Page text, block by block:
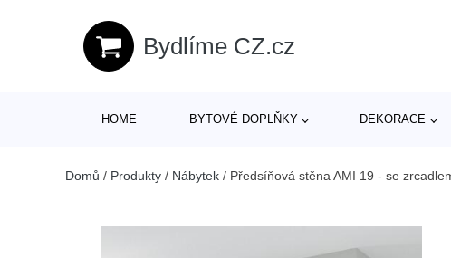
Bydlíme CZ.cz
HOME BYTOVÉ DOPLŇKY DEKORACE
Domů / Produkty / Nábytek / Předsíňová stěna AMI 19 - se